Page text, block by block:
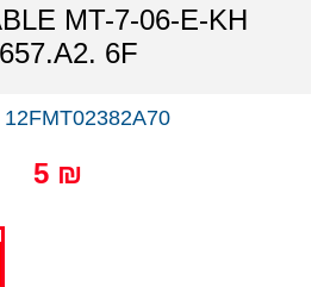
MT-7-06-E-KH
6F
12FMT02382A70
5 ₪